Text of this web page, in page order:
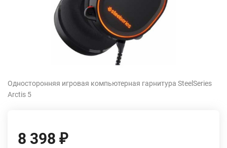
Односторонняя игровая компьютерная гарнитура SteelSeries
Arctis 5
8 398 ₽